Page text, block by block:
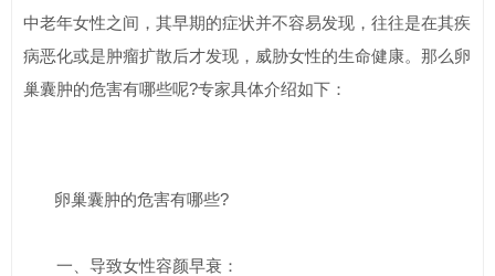
中老年女性之间，其早期的症状并不容易发现，往往是在其疾
病恶化或是肿瘤扩散后才发现，威胁女性的生命健康。那么卵
巢囊肿的危害有哪些呢?专家具体介绍如下：
卵巢囊肿的危害有哪些?
一、导致女性容颜早衰：